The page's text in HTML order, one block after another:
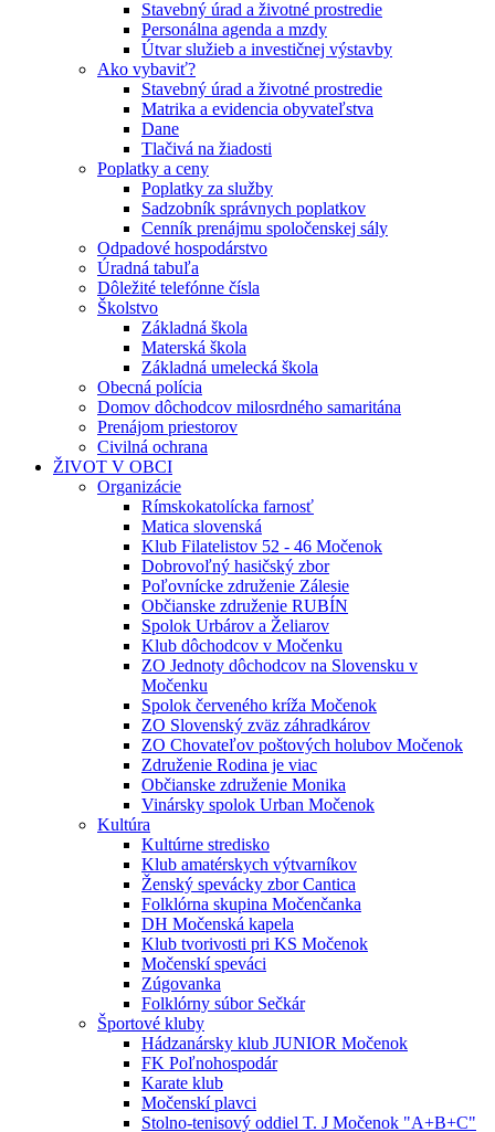
Stavebný úrad a životné prostredie
Personálna agenda a mzdy
Útvar služieb a investičnej výstavby
Ako vybaviť?
Stavebný úrad a životné prostredie
Matrika a evidencia obyvateľstva
Dane
Tlačivá na žiadosti
Poplatky a ceny
Poplatky za služby
Sadzobník správnych poplatkov
Cenník prenájmu spoločenskej sály
Odpadové hospodárstvo
Úradná tabuľa
Dôležité telefónne čísla
Školstvo
Základná škola
Materská škola
Základná umelecká škola
Obecná polícia
Domov dôchodcov milosrdného samaritána
Prenájom priestorov
Civilná ochrana
ŽIVOT V OBCI
Organizácie
Rímskokatolícka farnosť
Matica slovenská
Klub Filatelistov 52 - 46 Močenok
Dobrovoľný hasičský zbor
Poľovnícke združenie Zálesie
Občianske združenie RUBÍN
Spolok Urbárov a Želiarov
Klub dôchodcov v Močenku
ZO Jednoty dôchodcov na Slovensku v
Močenku
Spolok červeného kríža Močenok
ZO Slovenský zväz záhradkárov
ZO Chovateľov poštových holubov Močenok
Združenie Rodina je viac
Občianske združenie Monika
Vinársky spolok Urban Močenok
Kultúra
Kultúrne stredisko
Klub amatérskych výtvarníkov
Ženský spevácky zbor Cantica
Folklórna skupina Močenčanka
DH Močenská kapela
Klub tvorivosti pri KS Močenok
Močenskí speváci
Zúgovanka
Folklórny súbor Sečkár
Športové kluby
Hádzanársky klub JUNIOR Močenok
FK Poľnohospodár
Karate klub
Močenskí plavci
Stolno-tenisový oddiel T. J Močenok "A+B+C"